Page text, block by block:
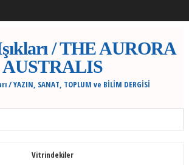
/ THE AURORA
AUSTRALIS
/ YAZIN, SANAT, TOPLUM ve BİLİM DERGİSİ
Vitrindekiler